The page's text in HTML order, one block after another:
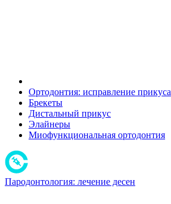
Ортодонтия: исправление прикуса
Брекеты
Дистальный прикус
Элайнеры
Миофункциональная ортодонтия
Пародонтология: лечение десен